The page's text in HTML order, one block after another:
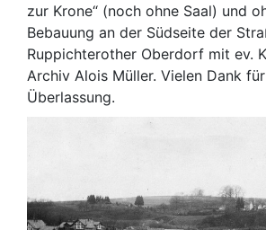
zur Krone“ (noch ohne Saal) und
Bebauung an der Südseite der
Ruppichterother Oberdorf mit ev.
Archiv Alois Müller. Vielen Dank
Überlassung.